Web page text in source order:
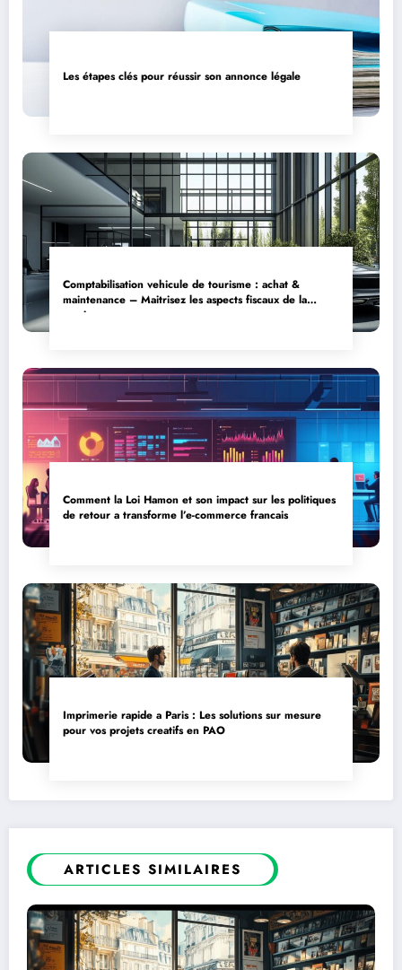
Les étapes clés pour réussir son annonce légale
Comptabilisation vehicule de tourisme : achat &
maintenance – Maitrisez les aspects fiscaux de la
cession
Comment la Loi Hamon et son impact sur les politiques
de retour a transforme l’e-commerce francais
Imprimerie rapide a Paris : Les solutions sur mesure
pour vos projets creatifs en PAO
ARTICLES SIMILAIRES